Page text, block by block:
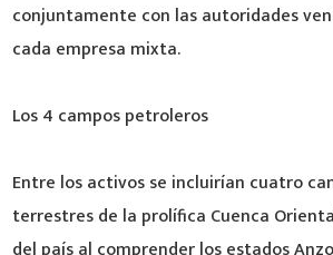
conjuntamente con las autoridades
cada empresa mixta.
Los 4 campos petroleros
Entre los activos se incluirían cuatro
terrestres de la prolífica Cuenca